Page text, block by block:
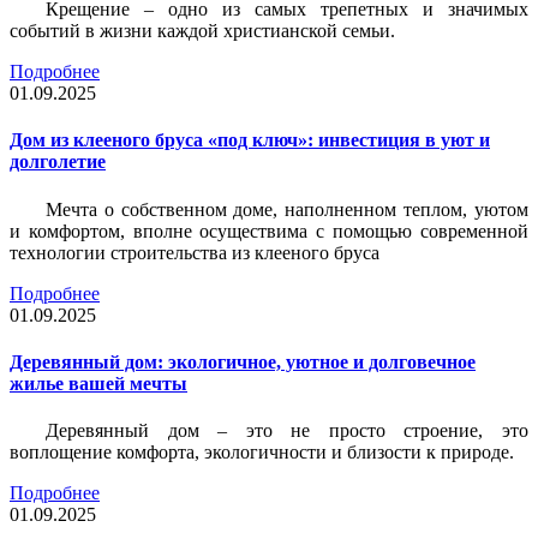
Крещение – одно из самых трепетных и значимых
событий в жизни каждой христианской семьи.
Подробнее
01.09.2025
Дом из клееного бруса «под ключ»: инвестиция в уют и
долголетие
Мечта о собственном доме, наполненном теплом, уютом
и комфортом, вполне осуществима с помощью современной
технологии строительства из клееного бруса
Подробнее
01.09.2025
Деревянный дом: экологичное, уютное и долговечное
жилье вашей мечты
Деревянный дом – это не просто строение, это
воплощение комфорта, экологичности и близости к природе.
Подробнее
01.09.2025